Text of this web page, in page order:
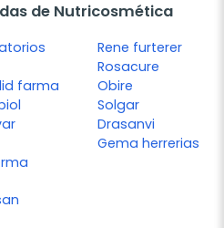
de Nutricosmética
farma
Rene furterer
Rosacure
Obire
Solgar
Drasanvi
Gema herrerias